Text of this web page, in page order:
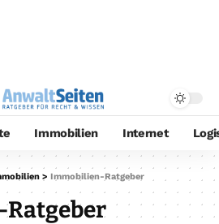
Immobilien Internet
> Immobilien-Ratgeber